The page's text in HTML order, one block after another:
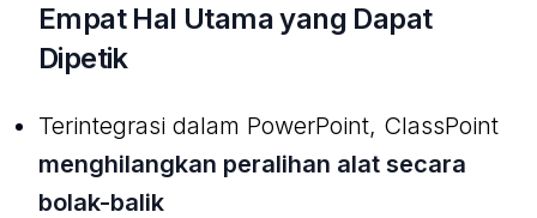
Empat Hal Utama yang Dapat
Dipetik
Terintegrasi dalam PowerPoint, ClassPoint
menghilangkan peralihan alat secara
bolak-balik